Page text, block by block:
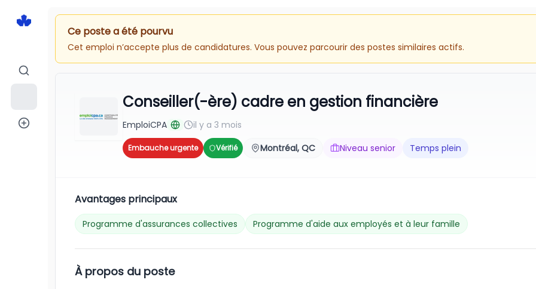
Ce poste a été pourvu
Cet emploi n’accepte plus de candidatures. Vous pouvez parcourir des postes similaires actifs.
Conseiller(-ère) cadre en gestion financière
EmploiCPA il y a 3 mois
Embauche urgente Vérifié Montréal, QC Niveau senior Temps plein
Avantages principaux
Programme d'assurances collectives Programme d'aide aux employés et à leur famille
À propos du poste